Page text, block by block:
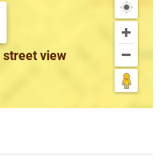
street view